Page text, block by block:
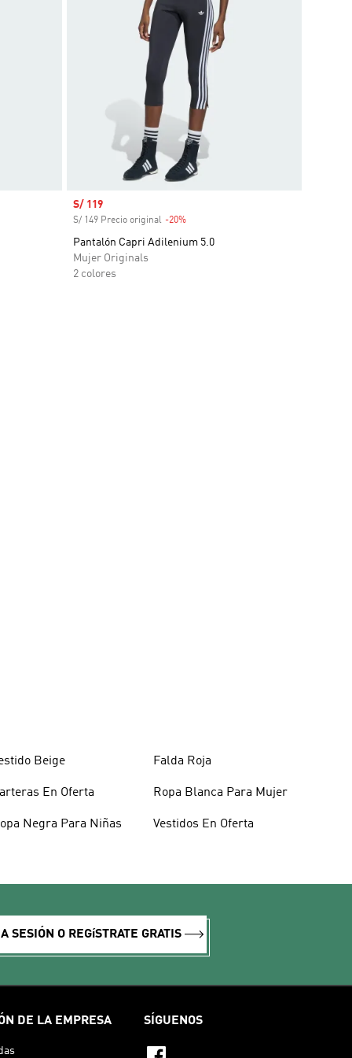
Precio de venta
S/ 119
S/ 149 Precio original -20%Descuento
Pantalón Capri Adilenium 5.0
Mujer Originals
2 colores
Beige
En Oferta
Negra Para Niñas
Falda Roja
Ropa Blanca Para Mujer
Vestidos En Oferta
SESIÓN O REGíSTRATE GRATIS
DE LA EMPRESA SÍGUENOS